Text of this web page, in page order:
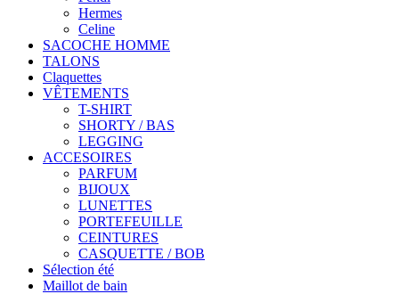
Hermes
Celine
SACOCHE HOMME
TALONS
Claquettes
VÊTEMENTS
T-SHIRT
SHORTY / BAS
LEGGING
ACCESOIRES
PARFUM
BIJOUX
LUNETTES
PORTEFEUILLE
CEINTURES
CASQUETTE / BOB
Sélection été
Maillot de bain